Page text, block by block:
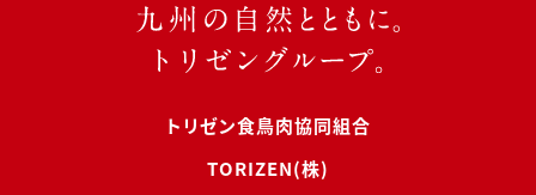
トリゼン食鳥肉協同組合
TORIZEN(株)